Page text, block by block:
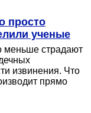
просто
ученые
меньше страдают
извинения. Что
прямо